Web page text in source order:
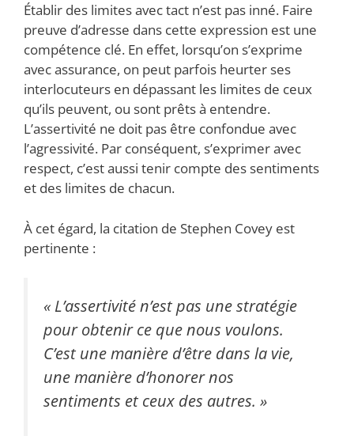
Établir des limites avec tact n’est pas inné. Faire
preuve d’adresse dans cette expression est une
compétence clé. En effet, lorsqu’on s’exprime
avec assurance, on peut parfois heurter ses
interlocuteurs en dépassant les limites de ceux
qu’ils peuvent, ou sont prêts à entendre.
L’assertivité ne doit pas être confondue avec
l’agressivité. Par conséquent, s’exprimer avec
respect, c’est aussi tenir compte des sentiments
et des limites de chacun.
À cet égard, la citation de Stephen Covey est
pertinente :
« L’assertivité n’est pas une stratégie
pour obtenir ce que nous voulons.
C’est une manière d’être dans la vie,
une manière d’honorer nos
sentiments et ceux des autres. »